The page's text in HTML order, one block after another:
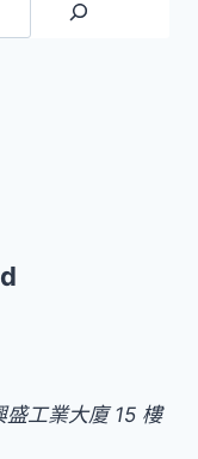
工業大廈 15 樓